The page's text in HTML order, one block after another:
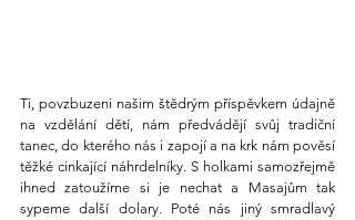
Ti, povzbuzeni našim štědrým příspěvkem údajně
na vzdělání dětí, nám předvádějí svůj tradiční
tanec, do kterého nás i zapojí a na krk nám pověsí
těžké cinkající náhrdelníky. S holkami samozřejmě
ihned zatoužíme si je nechat a Masajům tak
sypeme další dolary. Poté nás jiný smradlavý